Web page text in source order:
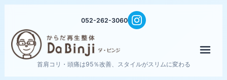
052-262-3060
首肩コリ・頭痛は95％改善、スタイルがスリムに変わる